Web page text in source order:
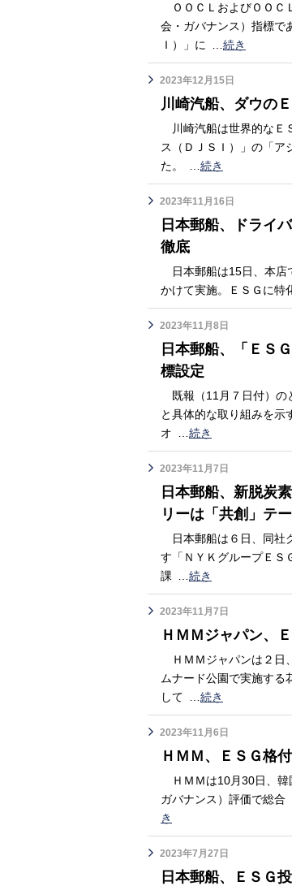
ＯＯＣＬおよびＯＯＣ
会・ガバナンス）指標で
Ｉ）」に
続き
2023年12月15日
川崎汽船、ダウの
川崎汽船は世界的なＥ
ス（ＤＪＳＩ）」の「ア
た。
続き
2023年11月16日
日本郵船、ドライ
徹底
日本郵船は15日、本店
かけて実施。ＥＳＧに特
2023年11月8日
日本郵船、「ＥＳ
標設定
既報（11月７日付）の
と具体的な取り組みを示
オ
続き
2023年11月7日
日本郵船、新脱炭
リーは「共創」テ
日本郵船は６日、同社
す「ＮＹＫグループＥＳ
課
続き
2023年11月7日
ＨＭＭジャパン、
ＨＭＭジャパンは２日
ムナード公園で実施する
して
続き
2023年11月6日
ＨＭＭ、ＥＳＧ格
ＨＭＭは10月30日、韓
ガバナンス）評価で総合
き
2023年7月27日
日本郵船、ＥＳＧ